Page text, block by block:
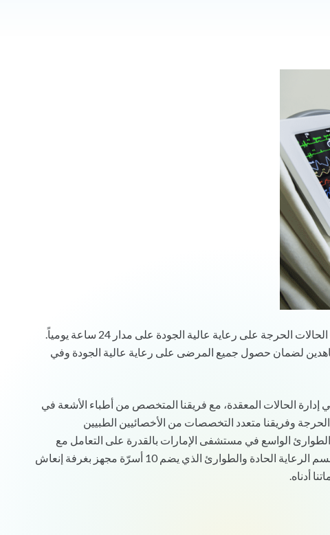
يضمن قسم الطوارئ في مستشفيات الإمارات حصول المرضى ذوي الحالات الحرجة على رعاية عالية الجودة على مدار 24 ساعة يومياً.
لضمان حصول جميع المرضى على رعاية عالية الجودة وفي
الحالات المعقدة، مع فريقنا المتخصص من أطباء الأشعة في
وفريقنا متعدد التخصصات من الأخصائيين الطبيين
الواسع في مستشفى الإمارات بالقدرة على التعامل مع
بعض التخصصات التي لا يتم التعامل معها في المستشفيات الأخرى. قسم الرعاية الحادة والطوارئ الذي يضم 10 أسرّة مجهز بغرفة إنعاش
أدناه.